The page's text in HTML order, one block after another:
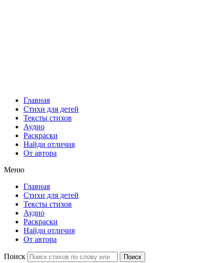
Главная
Стихи для детей
Тексты стихов
Аудио
Раскраски
Найди отличия
От автора
Меню
Главная
Стихи для детей
Тексты стихов
Аудио
Раскраски
Найди отличия
От автора
Поиск Поиск